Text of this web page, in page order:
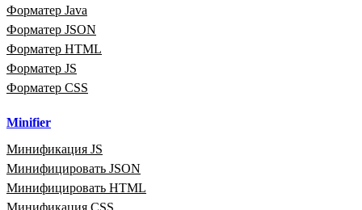
Форматер Java
Форматер JSON
Форматер HTML
Форматер JS
Форматер CSS
Minifier
Минификация JS
Минифицировать JSON
Минифицировать HTML